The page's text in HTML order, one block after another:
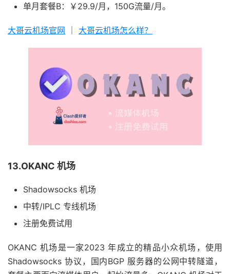
单月套餐B：￥29.9/月，150G流量/月。
大哥云机场官网 大哥云机场怎么样？
13.OKANC 机场
Shadowsocks 机场
中转/IPLC 专线机场
注册免费试用
OKANC 机场是一家2023 年成立的精品小众机场，使用
Shadowsocks 协议，国内BGP 服务器的公网中转隧道，